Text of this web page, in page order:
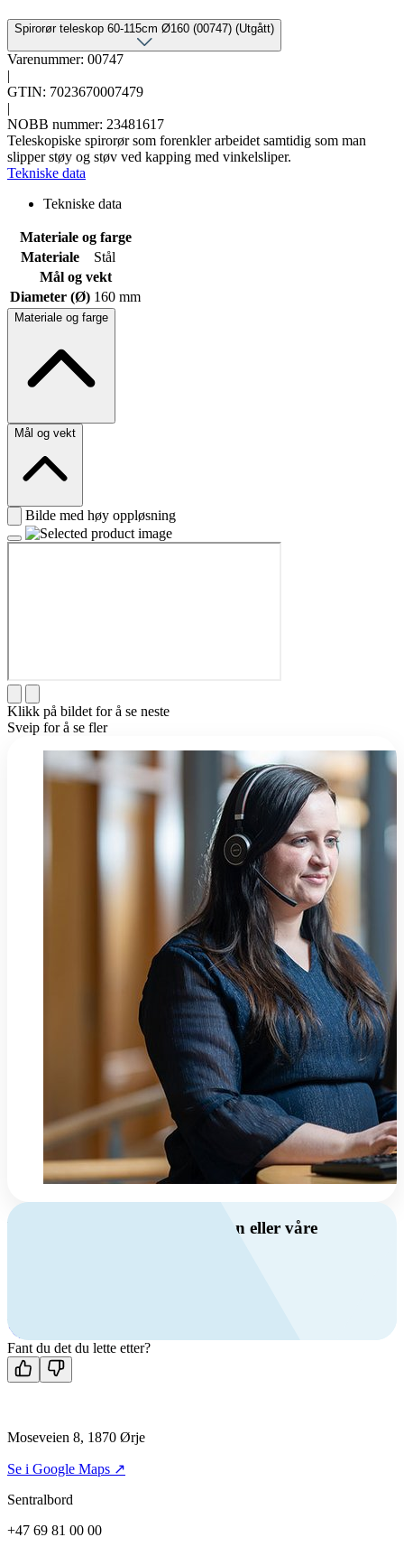
Spirorør teleskop 60-115cm Ø160 (00747) (Utgått)
Varenummer: 00747
|
GTIN: 7023670007479
|
NOBB nummer: 23481617
Teleskopiske spirorør som forenkler arbeidet samtidig som man
slipper støy og støv ved kapping med vinkelsliper.
Tekniske data
Tekniske data
Materiale og farge
Materiale
Stål
Mål og vekt
Diameter (Ø) 160 mm
Materiale og farge
Mål og vekt
Bilde med høy oppløsning
Klikk på bildet for å se neste
Sveip for å se fler
Har du spørsmål om ventilasjon eller våre
Kontakt oss
Fant du det du lette etter?
Moseveien 8, 1870 Ørje
Se i Google Maps ↗
Sentralbord
+47 69 81 00 00